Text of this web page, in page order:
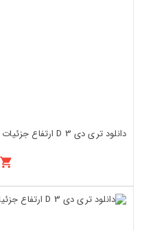
دانلود تری دی 3 D ارتفاع جزئیات (کد21578)